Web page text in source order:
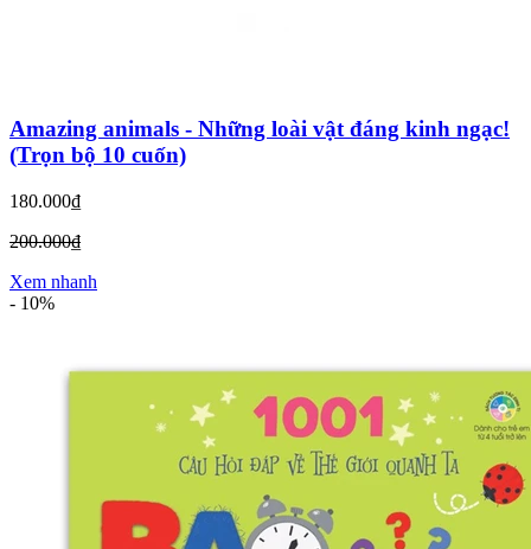
Amazing animals - Những loài vật đáng kinh ngạc!
(Trọn bộ 10 cuốn)
180.000₫
200.000₫
Xem nhanh
- 10%